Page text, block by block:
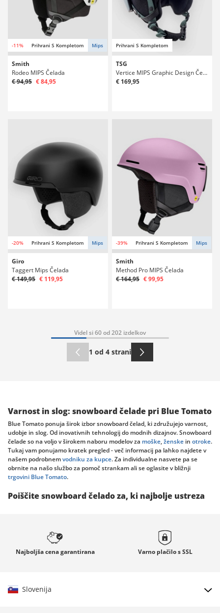
-11% Prihrani S Kompletom Mips
Smith
Rodeo MIPS Čelada
€ 94,95 € 84,95
Prihrani S Kompletom
TSG
Vertice MIPS Graphic Design Čelada
€ 169,95
-20% Prihrani S Kompletom Mips
Giro
Taggert Mips Čelada
€ 149,95 € 119,95
-39% Prihrani S Kompletom Mips
Smith
Method Pro MIPS Čelada
€ 164,95 € 99,95
Videl si 60 od 202 izdelkov
1 od 4 strani
Varnost in slog: snowboard čelade pri Blue Tomato
Blue Tomato ponuja širok izbor snowboard čelad, ki združujejo varnost,
udobje in slog. Od inovativnih tehnologij do modnih dizajnov. Snowboard
čelade so na voljo v širokem naboru modelov za moške,ženske in otroke.
Tukaj vam ponujamo kratek pregled - več informacij pa lahko najdete v
našem podrobnemvodniku za kupce. Za individualne nasvete pa se
obrnite na našo službo za pomoč strankam ali se oglasite v bližnji
trgovini Blue Tomato.
Poiščite snowboard čelado za, ki najbolje ustreza
Poiščite certifikate, kot sta EN 1077 A/B v Evropi ali ASTM F2040 v ZDA. Ti
zagotavljajo, da čelada izpolnjuje zahteve glede absorpcije udarcev in
odpornosti proti predrtju.
izberite velikost v skladu s tabelo velikosti. Čelada se mora tesno
Najboljša cenagarantirana Varno plačilo sSSL
Slovenija